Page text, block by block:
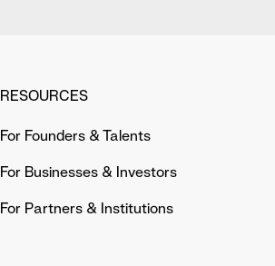
RESOURCES
For Founders & Talents
For Businesses & Investors
For Partners & Institutions